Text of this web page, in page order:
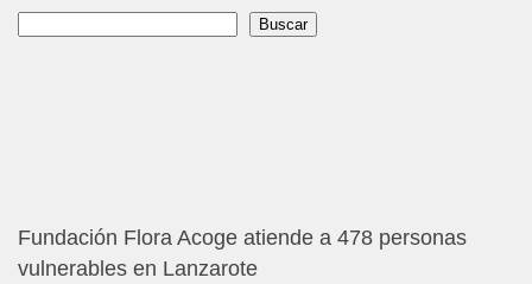
Buscar
Fundación Flora Acoge atiende a 478 personas
vulnerables en Lanzarote